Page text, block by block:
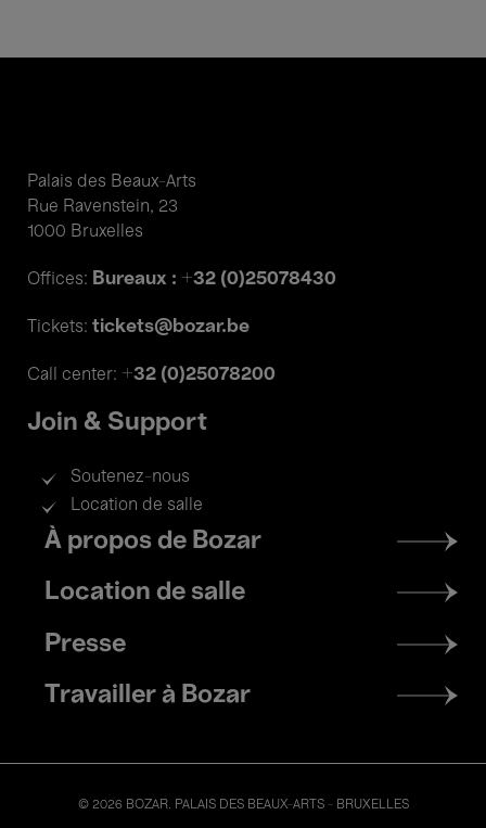
Palais des Beaux-Arts
Rue Ravenstein, 23
1000 Bruxelles
Offices: Bureaux : +32 (0)25078430
Tickets: tickets@bozar.be
Call center: +32 (0)25078200
Join & Support
Soutenez-nous
Location de salle
Footer
menu
À propos de Bozar
Location de salle
Presse
Travailler à Bozar
© 2026 BOZAR. PALAIS DES BEAUX-ARTS - BRUXELLES